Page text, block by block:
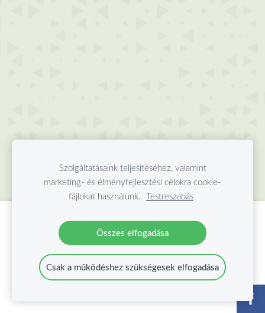
Hozzon létre weboldalt vagy webáruházat a
Mozello segítségével.
Bővebb információ
Szolgáltatásaink teljesítéséhez, valamint
marketing- és élményfejlesztési célokra cookie-
fájlokat használunk. Testreszabás
Összes elfogadása
Csak a működéshez szükségesek elfogadása